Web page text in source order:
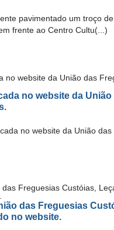
pavimentado um troço
frente ao Centro Cultu(...)
no website da
no website da União
das Freguesias
no website.